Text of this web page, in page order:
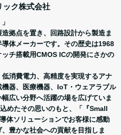
ック株式会社
拠点を置き、回路設計から製造ま
体メーカーです。その歴史は1968
チ搭載用CMOS ICの開発にさかの
消費電力、高精度を実現するアナ
器、医療機器、IoT・ウェアラブル
広い分野へ活躍の場を広げていま
めたその思いのもと、「『Small
体ソリューションでお客様に感動
豊かな社会への貢献を目指しま